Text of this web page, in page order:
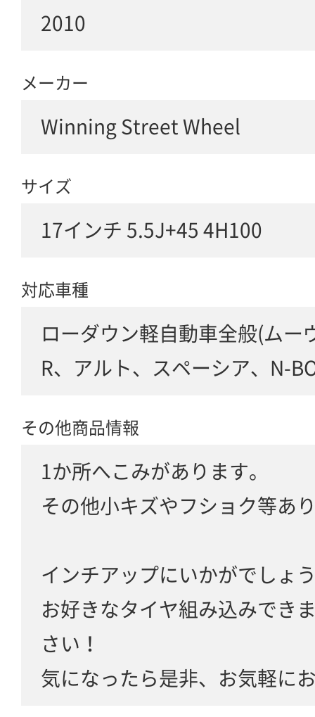
2010
メーカー
Winning Street Wheel
サイズ
17インチ 5.5J+45 4H100
対応車種
ローダウン軽自動車全般(ムー
R、アルト、スペーシア、N-
その他商品情報
1か所へこみがあります。
その他小キズやフショク等あ
インチアップにいかがでしょ
お好きなタイヤ組み込みでき
さい！
気になったら是非、お気軽に